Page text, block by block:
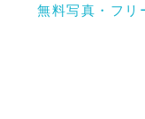
無料写真・フリ